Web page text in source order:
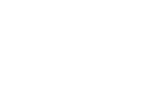
in your wishlist.